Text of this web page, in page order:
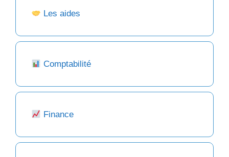
Les aides
Comptabilité
Finance